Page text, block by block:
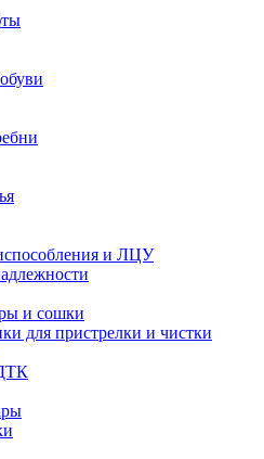
и ЛЦУ
и сошки
для пристрелки и чистки